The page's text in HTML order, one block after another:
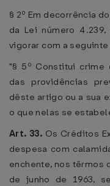
§ 2º Em decorrência
da Lei número
vigorar com a
"§ 5º Constitui crime
das providências
dêste artigo ou a sua
o que nelas se
Art. 33. Os Créditos
despesa com
enchente, nos têrmos
de junho de 1963,